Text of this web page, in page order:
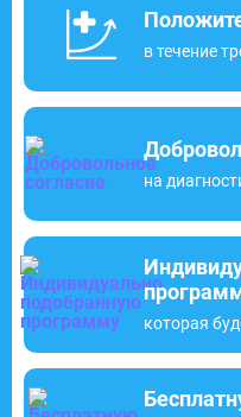
в течение
на
которая